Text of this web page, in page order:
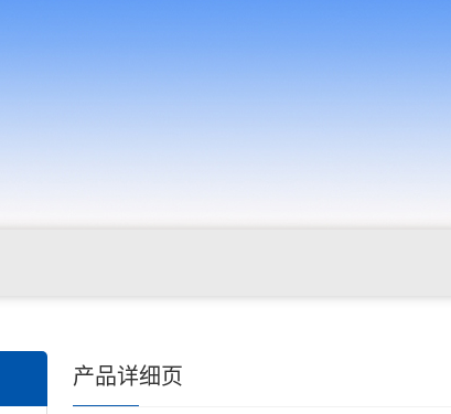
产品详细页